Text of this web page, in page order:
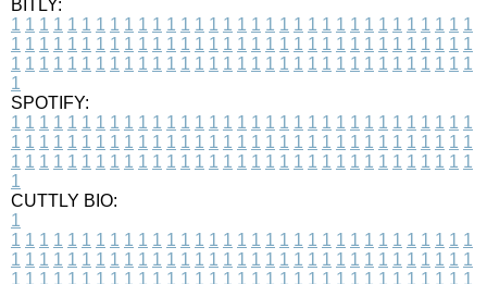
BITLY:
1 1 1 1 1 1 1 1 1 1 1 1 1 1 1 1 1 1 1 1 1 1 1 1 1 1 1 1 1 1 1 1 1
1 1 1 1 1 1 1 1 1 1 1 1 1 1 1 1 1 1 1 1 1 1 1 1 1 1 1 1 1 1 1 1 1
1 1 1 1 1 1 1 1 1 1 1 1 1 1 1 1 1 1 1 1 1 1 1 1 1 1 1 1 1 1 1 1 1
1
SPOTIFY:
1 1 1 1 1 1 1 1 1 1 1 1 1 1 1 1 1 1 1 1 1 1 1 1 1 1 1 1 1 1 1 1 1
1 1 1 1 1 1 1 1 1 1 1 1 1 1 1 1 1 1 1 1 1 1 1 1 1 1 1 1 1 1 1 1 1
1 1 1 1 1 1 1 1 1 1 1 1 1 1 1 1 1 1 1 1 1 1 1 1 1 1 1 1 1 1 1 1 1
1
CUTTLY BIO:
1
1 1 1 1 1 1 1 1 1 1 1 1 1 1 1 1 1 1 1 1 1 1 1 1 1 1 1 1 1 1 1 1 1
1 1 1 1 1 1 1 1 1 1 1 1 1 1 1 1 1 1 1 1 1 1 1 1 1 1 1 1 1 1 1 1 1
1 1 1 1 1 1 1 1 1 1 1 1 1 1 1 1 1 1 1 1 1 1 1 1 1 1 1 1 1 1 1 1 1